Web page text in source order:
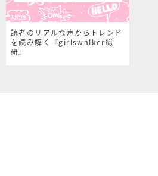
読者のリアルな声からトレンド
を読み解く『girlswalker総
研』